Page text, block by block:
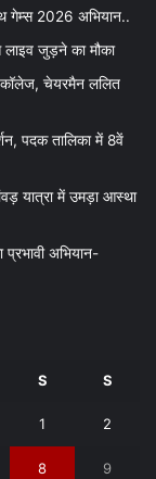
गेम्स 2026 अभियान..
जुड़ने का मौका
कॉलेज, चेयरमैन ललित
पदक तालिका में 8वें
यात्रा में उमड़ा आस्था
प्रभावी अभियान-
S S
1 2
8 9